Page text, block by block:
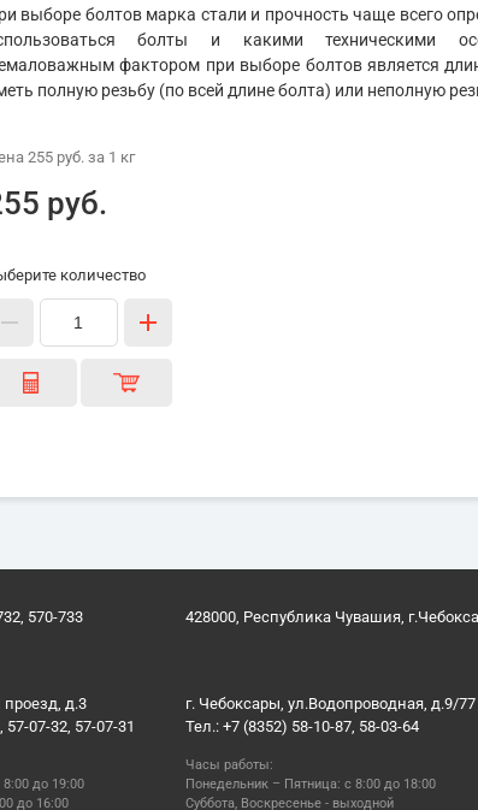
выборе болтов марка стали и прочность чаще всего
болты и какими техническими
фактором при выборе болтов является
полную резьбу (по всей длине болта) или неполную
255 руб.за 1 кг
руб.
количество
570-733
428000, Республика Чувашия,
д.3
57-07-32, 57-07-31
до 19:00
до 16:00
г. Чебоксары, ул.Водопроводная, д.9/77
Тел.: +7 (8352) 58-10-87, 58-03-64
Часы работы:
Понедельник – Пятница: с 8:00 до 18:00
Суббота, Воскресенье - выходной